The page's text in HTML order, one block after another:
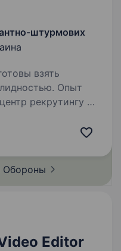
штурмових
взять
Опыт
менеджерів, які
Обороны
Editor